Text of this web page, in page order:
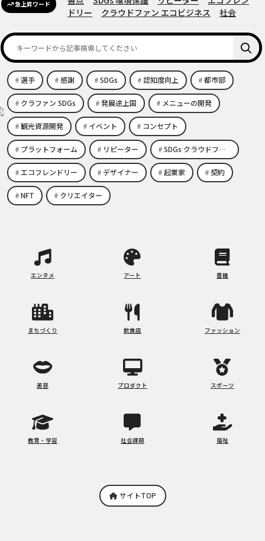
急上昇ワード
ドリー
クラウドファン エコビジネス 社会
選手 感謝 SDGs 認知度向上 都市部
クラファン SDGs 発展途上国 メニューの開発
観光資源開発 イベント コンセプト
プラットフォーム リピーター SDGs クラウドファンディング
エコフレンドリー デザイナー 起業家 契約
NFT クリエイター
エンタメ アート 書籍
まちづくり 飲食店 ファッション
美容 プロダクト スポーツ
教育・学習 社会課題 福祉
サイトTOP